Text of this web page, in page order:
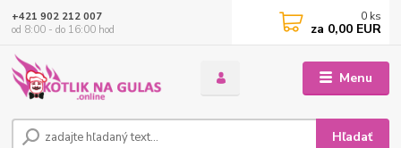
Menu
Hľadať
+421 902 212 007
od 8:00 - do 16:00 hod
0 ks
za 0,00 EUR